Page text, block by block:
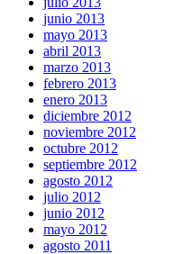
junio 2013
mayo 2013
abril 2013
marzo 2013
febrero 2013
enero 2013
diciembre 2012
noviembre 2012
octubre 2012
septiembre 2012
agosto 2012
julio 2012
junio 2012
mayo 2012
agosto 2011